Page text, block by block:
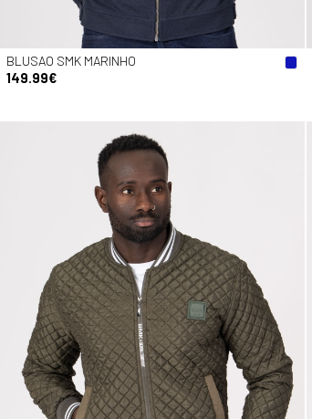
BLUSAO SMK MARINHO
149.99€